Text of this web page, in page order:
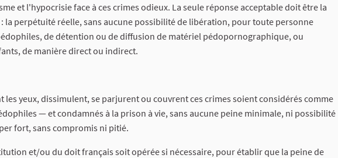
et l'hypocrisie face à ces crimes odieux. La seule réponse acceptable doit être la
la perpétuité réelle, sans aucune possibilité de libération, pour toute personne
de détention ou de diffusion de matériel pédopornographique, ou
de manière direct ou indirect.
les yeux, dissimulent, se parjurent ou couvrent ces crimes soient considérés comme
— et condamnés à la prison à vie, sans aucune peine minimale, ni possibilité
fort, sans compromis ni pitié.
et/ou du doit français soit opérée si nécessaire, pour établir que la peine de